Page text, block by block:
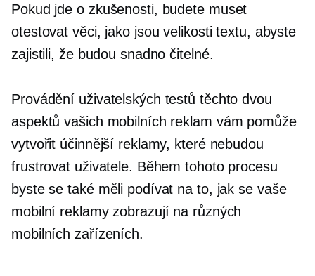
Pokud jde o zkušenosti, budete muset
otestovat věci, jako jsou velikosti textu, abyste
zajistili, že budou snadno čitelné.
Provádění uživatelských testů těchto dvou
aspektů vašich mobilních reklam vám pomůže
vytvořit účinnější reklamy, které nebudou
frustrovat uživatele. Během tohoto procesu
byste se také měli podívat na to, jak se vaše
mobilní reklamy zobrazují na různých
mobilních zařízeních.